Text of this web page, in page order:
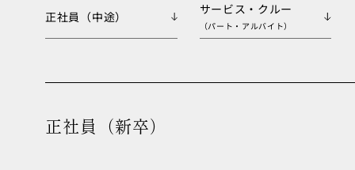
正社員（中途） サービス・クルー
（パート・アルバイト）
正社員（新卒）